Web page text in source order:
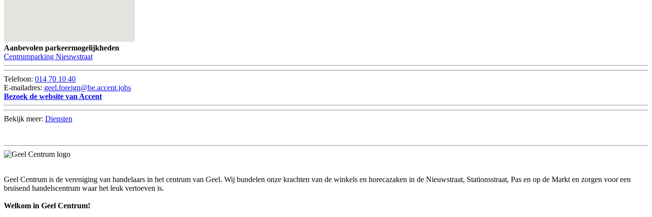
Aanbevolen parkeermogelijkheden
Centrumparking Nieuwstraat
Telefoon: 014 70 10 40
E-mailadres: geel.foreign@be.accent.jobs
Bezoek de website van Accent
Bekijk meer: Diensten
Geel Centrum is de vereniging van handelaars in het centrum van Geel. Wij bundelen onze krachten van de winkels en horecazaken in de Nieuwstraat, Stationsstraat, Pas en op de Markt en zorgen voor een
bruisend handelscentrum waar het leuk vertoeven is.
Welkom in Geel Centrum!